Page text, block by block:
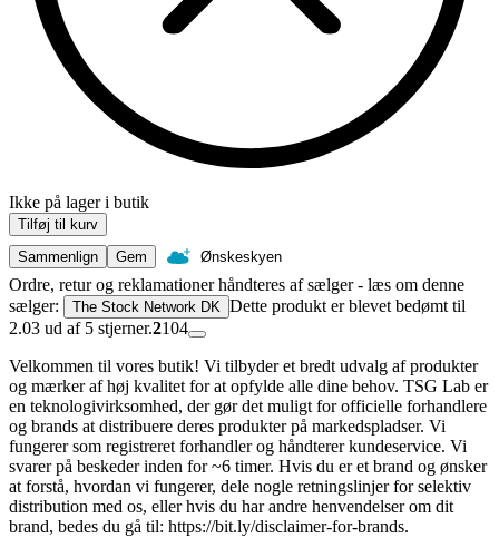
Ikke på lager i butik
Tilføj til kurv
Sammenlign
Gem Ønskeskyen
Ordre, retur og reklamationer håndteres af sælger - læs om denne
sælger:
The Stock Network DK Dette produkt er blevet bedømt til
2.03 ud af 5 stjerner.2104
Velkommen til vores butik! Vi tilbyder et bredt udvalg af produkter
og mærker af høj kvalitet for at opfylde alle dine behov. TSG Lab er
en teknologivirksomhed, der gør det muligt for officielle forhandlere
og brands at distribuere deres produkter på markedspladser. Vi
fungerer som registreret forhandler og håndterer kundeservice. Vi
svarer på beskeder inden for ~6 timer. Hvis du er et brand og ønsker
at forstå, hvordan vi fungerer, dele nogle retningslinjer for selektiv
distribution med os, eller hvis du har andre henvendelser om dit
brand, bedes du gå til: https://bit.ly/disclaimer-for-brands.